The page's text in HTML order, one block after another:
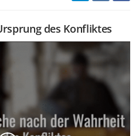
des Konfliktes